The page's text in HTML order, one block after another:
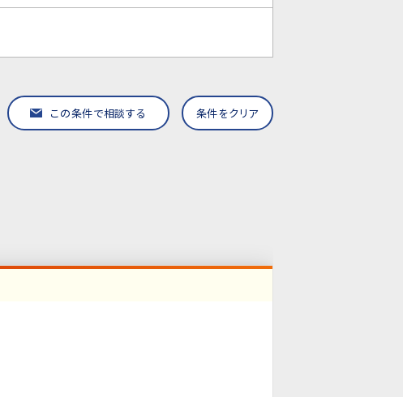
この条件で相談する 条件をクリア